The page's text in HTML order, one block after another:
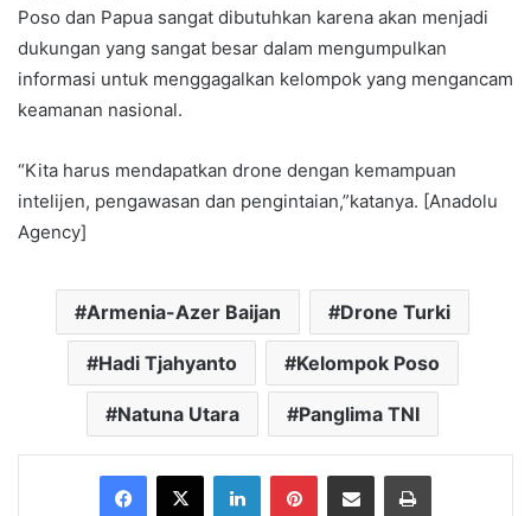
Poso dan Papua sangat dibutuhkan karena akan menjadi
dukungan yang sangat besar dalam mengumpulkan
informasi untuk menggagalkan kelompok yang mengancam
keamanan nasional.
“Kita harus mendapatkan drone dengan kemampuan
intelijen, pengawasan dan pengintaian,”katanya. [Anadolu
Agency]
Armenia-Azer Baijan Drone Turki
Hadi Tjahyanto Kelompok Poso
Natuna Utara Panglima TNI
Facebook
X LinkedInPinterestShare via Email Print